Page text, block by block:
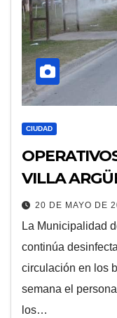
CIUDAD
VILLA
20 DE MAYO DE
La Municipalidad
continúa
circulación en los
semana el
los…